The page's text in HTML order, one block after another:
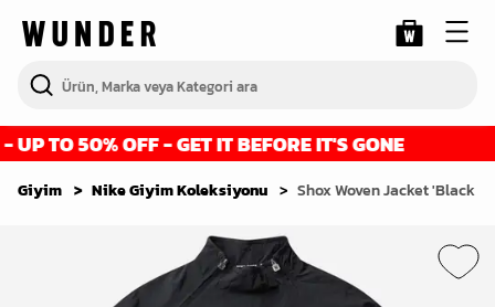
TO 50% OFF - GET IT BEFORE IT'S GONE
Giyim Nike Giyim Koleksiyonu Shox Woven Jacket 'Black